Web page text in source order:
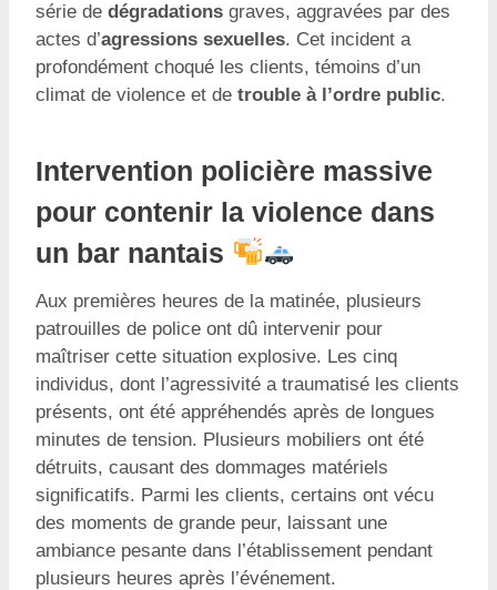
série de dégradations graves, aggravées par des
actes d’agressions sexuelles. Cet incident a
profondément choqué les clients, témoins d’un
climat de violence et de trouble à l’ordre public.
Intervention policière massive
pour contenir la violence dans
un bar nantais
Aux premières heures de la matinée, plusieurs
patrouilles de police ont dû intervenir pour
maîtriser cette situation explosive. Les cinq
individus, dont l’agressivité a traumatisé les clients
présents, ont été appréhendés après de longues
minutes de tension. Plusieurs mobiliers ont été
détruits, causant des dommages matériels
significatifs. Parmi les clients, certains ont vécu
des moments de grande peur, laissant une
ambiance pesante dans l’établissement pendant
plusieurs heures après l’événement.